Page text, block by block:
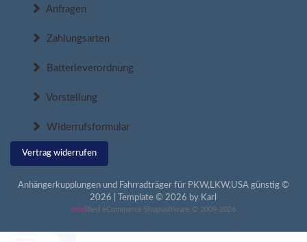
Anfragen
Zahlungsarten
Batterieverordnung
Vorstellung
Widerrufsformular
Vertrag widerrufen
Anhängerkupplungen und Fahrradträger für PKW,LKW,USA günstig ©
2026 | Template © 2026 by Karl
mod ified eCommerce Shopsoftware © 2009-2026